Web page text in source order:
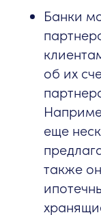
Банки
об их
еще
также